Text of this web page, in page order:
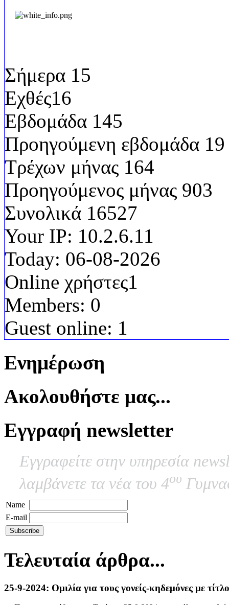
Σήμερα 15
Εχθές16
Εβδομάδα 145
Προηγούμενη εβδομάδα 19
Τρέχων μήνας 164
Προηγούμενος μήνας 903
Συνολικά 16527
Your IP: 10.2.6.11
Today: 06-08-2026
Online χρήστες1
Members: 0
Guest online: 1
Ενημέρωση
Ακολουθήστε μας...
Εγγραφή newsletter
Εγγραφείτε στην υπηρεσία
λαμβάνετε τα νέα του 4ου
Name
E-mail
Τελευταία άρθρα...
25-9-2024: Ομιλία για τους γονείς-κηδεμόνες με